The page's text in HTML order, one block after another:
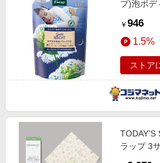
プ)泡ボデ
レリアン
￥ 946
1.5%
ストア
TODAY'S
ラップ 3